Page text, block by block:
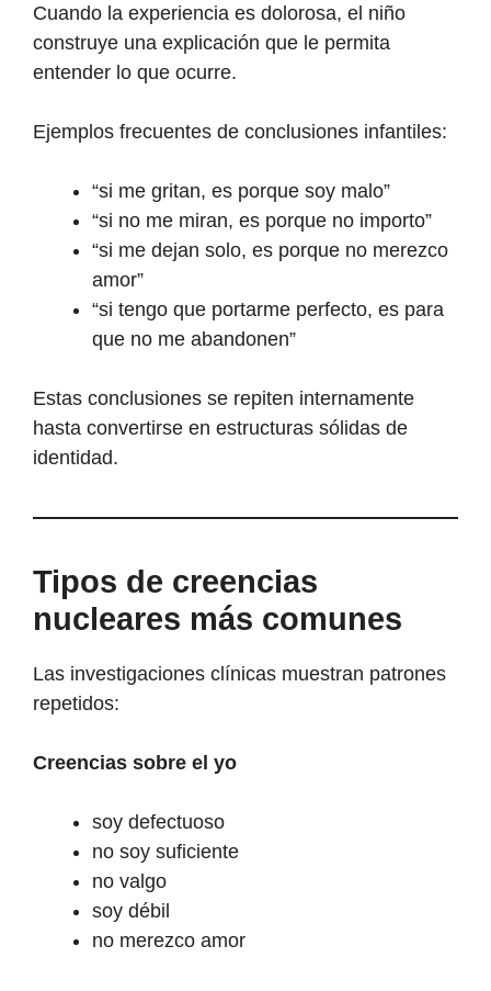
Cuando la experiencia es dolorosa, el niño
construye una explicación que le permita
entender lo que ocurre.
Ejemplos frecuentes de conclusiones infantiles:
“si me gritan, es porque soy malo”
“si no me miran, es porque no importo”
“si me dejan solo, es porque no merezco
amor”
“si tengo que portarme perfecto, es para
que no me abandonen”
Estas conclusiones se repiten internamente
hasta convertirse en estructuras sólidas de
identidad.
Tipos de creencias
nucleares más comunes
Las investigaciones clínicas muestran patrones
repetidos:
Creencias sobre el yo
soy defectuoso
no soy suficiente
no valgo
soy débil
no merezco amor